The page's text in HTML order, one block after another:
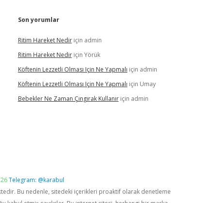
Son yorumlar
Ritim Hareket Nediriçin admin
Ritim Hareket Nediriçin Yörük
Köftenin Lezzetli Olması Için Ne Yapmalı için admin
Köftenin Lezzetli Olması Için Ne Yapmalı için Umay
Bebekler Ne Zaman Çıngırak Kullanıriçin admin
Telegram: @karabul
Bu nedenle, sitedeki içerikleri proaktif olarak denetleme